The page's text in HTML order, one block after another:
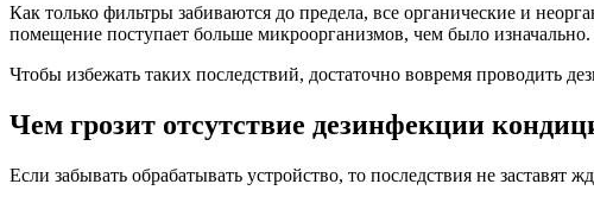
Как только фильтры забиваются до предела, все органические и
помещение поступает больше микроорганизмов, чем было
Чтобы избежать таких последствий, достаточно вовремя проводить
Чем грозит отсутствие дезинфекции
Если забывать обрабатывать устройство, то последствия не заставят